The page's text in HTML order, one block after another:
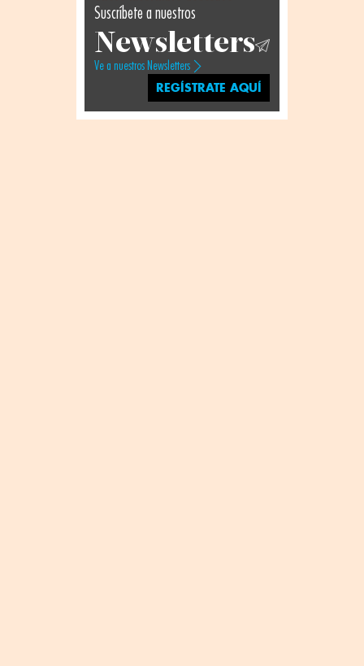
Suscríbete a nuestros
Newsletters
Ve a nuestros Newsletters
REGÍSTRATE AQUÍ